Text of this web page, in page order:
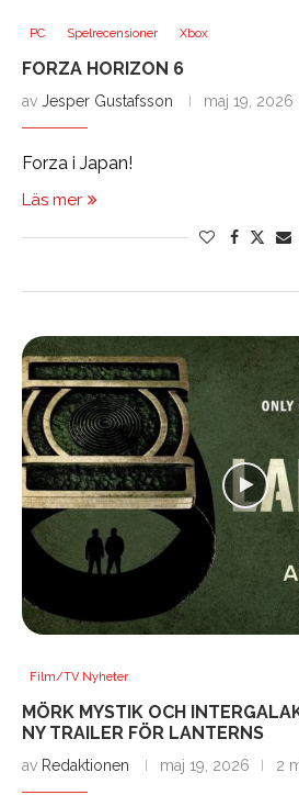
PC Spelrecensioner Xbox
FORZA HORIZON 6
av Jesper Gustafsson maj 19, 2026
Forza i Japan!
Läs mer
Film/TV Nyheter
MÖRK MYSTIK OCH
NY TRAILER FÖR LANTERNS
av Redaktionen maj 19, 2026 2